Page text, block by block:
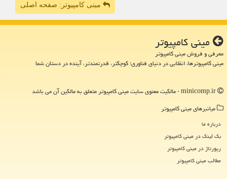
مینی کامپیوتر: صفحه اصلی
مینی كامپیوتر
معرفی و فروش مینی کامپیوتر
مینی کامپیوترها، انقلابی در دنیای فناوری؛ کوچکتر، قدرتمندتر، آینده در دستان شما
میانبرهای مینی كامپیوتر
درباره ما
بک لینک در مینی كامپیوتر
رپورتاژ در مینی كامپیوتر
مطالب مینی كامپیوتر